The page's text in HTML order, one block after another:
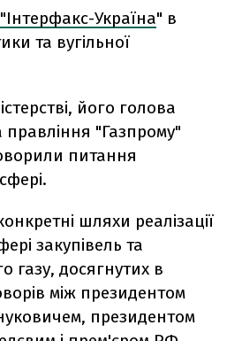
"Інтерфакс-Україна" в
та вугільної
його голова
правління "Газпрому"
питання
шляхи реалізації
закупівель та
газу, досягнутих в
між президентом
президентом